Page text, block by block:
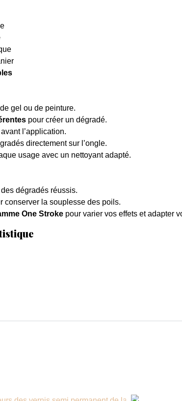
gel ou de peinture.
pour créer un dégradé.
l’application.
directement sur l’ongle.
usage avec un nettoyant adapté.
dégradés réussis.
conserver la souplesse des poils.
One Stroke pour varier vos effets et adapter